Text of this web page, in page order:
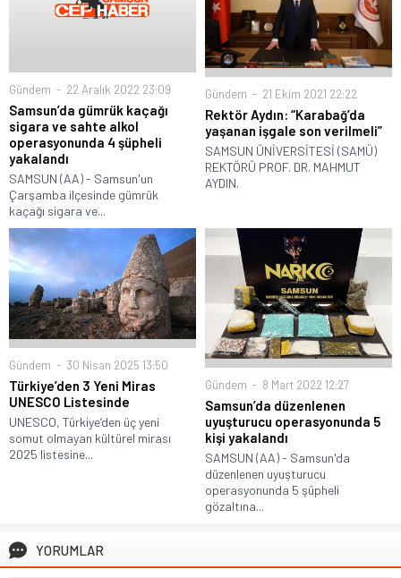
Gündem 22 Aralık 2022 23:09
Samsun’da gümrük kaçağı
sigara ve sahte alkol
operasyonunda 4 şüpheli
yakalandı
SAMSUN (AA) - Samsun'un
Çarşamba ilçesinde gümrük
kaçağı sigara ve...
Gündem 21 Ekim 2021 22:22
Rektör Aydın: “Karabağ’da
yaşanan işgale son verilmeli”
SAMSUN ÜNİVERSİTESİ (SAMÜ)
REKTÖRÜ PROF. DR. MAHMUT
AYDIN.
Gündem 30 Nisan 2025 13:50
Türkiye’den 3 Yeni Miras
UNESCO Listesinde
UNESCO, Türkiye’den üç yeni
somut olmayan kültürel mirası
2025 listesine...
Gündem 8 Mart 2022 12:27
Samsun’da düzenlenen
uyuşturucu operasyonunda 5
kişi yakalandı
SAMSUN (AA) - Samsun'da
düzenlenen uyuşturucu
operasyonunda 5 şüpheli
gözaltına...
YORUMLAR